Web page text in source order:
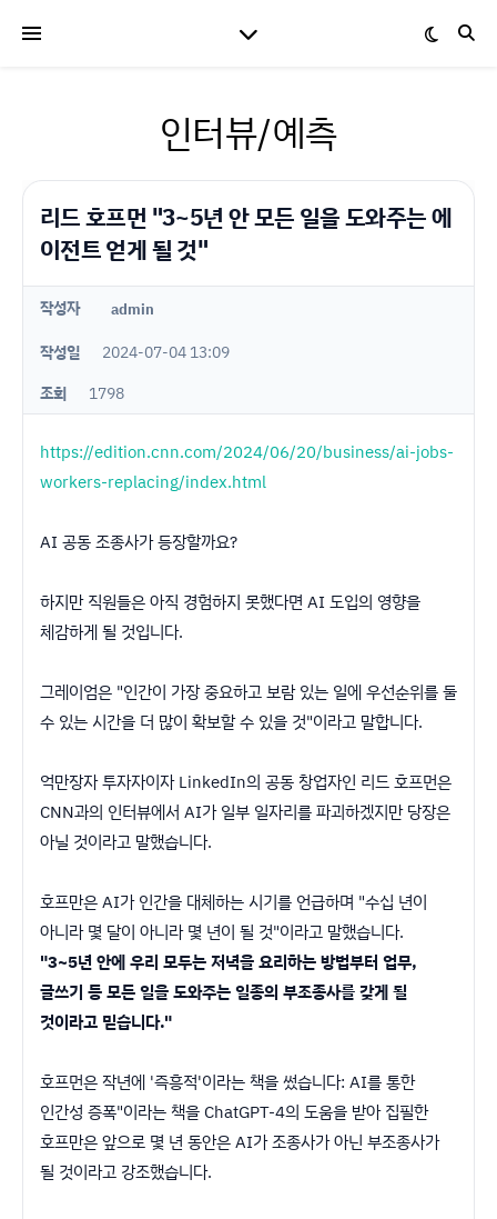
인터뷰/예측
리드 호프먼 "3~5년 안 모든 일을 도와주는 에
이전트 얻게 될 것"
작성자 admin
작성일
2024-07-04 13:09
조회
1798
https://edition.cnn.com/2024/06/20/business/ai-jobs-
workers-replacing/index.html
AI 공동 조종사가 등장할까요?
하지만 직원들은 아직 경험하지 못했다면 AI 도입의 영향을
체감하게 될 것입니다.
그레이엄은 "인간이 가장 중요하고 보람 있는 일에 우선순위를 둘
수 있는 시간을 더 많이 확보할 수 있을 것"이라고 말합니다.
억만장자 투자자이자 LinkedIn의 공동 창업자인 리드 호프먼은
CNN과의 인터뷰에서 AI가 일부 일자리를 파괴하겠지만 당장은
아닐 것이라고 말했습니다.
호프만은 AI가 인간을 대체하는 시기를 언급하며 "수십 년이
아니라 몇 달이 아니라 몇 년이 될 것"이라고 말했습니다.
"3~5년 안에 우리 모두는 저녁을 요리하는 방법부터 업무,
글쓰기 등 모든 일을 도와주는 일종의 부조종사를 갖게 될
것이라고 믿습니다."
호프먼은 작년에 '즉흥적'이라는 책을 썼습니다: AI를 통한
인간성 증폭"이라는 책을 ChatGPT-4의 도움을 받아 집필한
호프만은 앞으로 몇 년 동안은 AI가 조종사가 아닌 부조종사가
될 것이라고 강조했습니다.